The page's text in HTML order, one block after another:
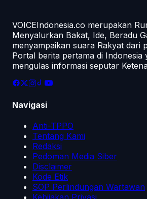
VOICEIndonesia.co merupakan
Menyalurkan Bakat, Ide, Beradu
menyampaikan suara Rakyat dari
Portal berita pertama di Indonesia
mengulas informasi seputar
Navigasi
Anti-TPPO
Tentang Kami
Redaksi
Pedoman Media Siber
Disclaimer
Kode Etik
SOP Perlindungan Wartawan